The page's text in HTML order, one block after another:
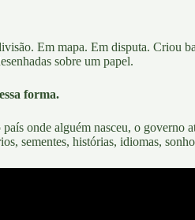
. Em mapa. Em disputa. Criou
sobre um papel.
forma.
onde alguém nasceu, o governo
sementes, histórias, idiomas,